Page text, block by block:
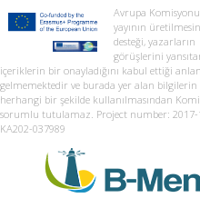
Avrupa
yayının
desteği, yazarların
görüşlerini
içeriklerin bir onayladığını kabul ettiği
gelmemektedir ve burada yer alan bilgilerin
herhangi bir şekilde kullanılmasından
sorumlu tutulamaz. Project number: 2017-
KA202-037989